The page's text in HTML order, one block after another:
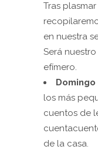
Tras
en nuestra
Será
efímero.
Domingo
los más
cuentos de
de la casa.